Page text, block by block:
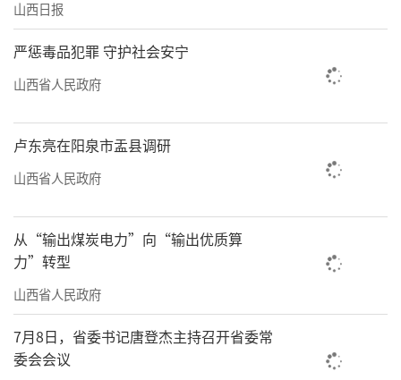
波光粼粼的湖面上，太原汾河景区工作人
员正驾驶打捞船巡查水面。他们手持工具，将
各类漂浮杂物进行细致地打捞清理。自3月份以
进行了更换，并对河道进行了清淤，让汾河景
区长风桥段至祥云桥段更加水清岸绿。
蓄水过程中，太原市汾管委合理调控水
位，同时持续开展水质与水生态动态监
测。“此外，我们还与山西大学开展联合监
测，精准研判水质变化，及时采取生物防治等
科学手段，保障水体清澈。”太原市汾管委宣
传接待科负责人郭凡说。
山西日报
严惩毒品犯罪 守护社会安宁
山西省人民政府
卢东亮在阳泉市盂县调研
山西省人民政府
从“输出煤炭电力”向“输出优质算
力”转型
山西省人民政府
7月8日，省委书记唐登杰主持召开省委常
委会会议